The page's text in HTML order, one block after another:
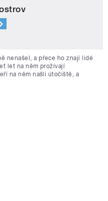
nenašel, a přece ho znají lidé
let na něm prožívají
na něm našli útočiště, a